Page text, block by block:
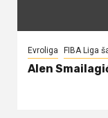
Evroliga FIBA Liga
Alen